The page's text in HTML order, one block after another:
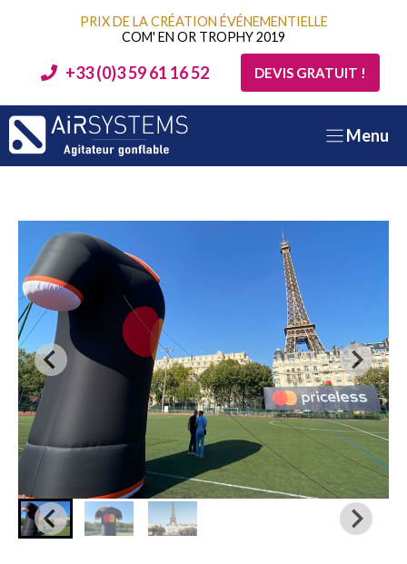
contenu
PRIX DE LA CRÉATION ÉVÉNEMENTIELLE
COM' EN OR TROPHY 2019
+33 (0)3 59 61 16 52 DEVIS GRATUIT !
Menu